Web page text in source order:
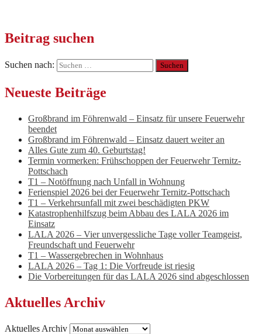
Beitrag suchen
Suchen nach:
Neueste Beiträge
Großbrand im Föhrenwald – Einsatz für unsere Feuerwehr
beendet
Großbrand im Föhrenwald – Einsatz dauert weiter an
Alles Gute zum 40. Geburtstag!
Termin vormerken: Frühschoppen der Feuerwehr Ternitz-
Pottschach
T1 – Notöffnung nach Unfall in Wohnung
Ferienspiel 2026 bei der Feuerwehr Ternitz-Pottschach
T1 – Verkehrsunfall mit zwei beschädigten PKW
Katastrophenhilfszug beim Abbau des LALA 2026 im
Einsatz
LALA 2026 – Vier unvergessliche Tage voller Teamgeist,
Freundschaft und Feuerwehr
T1 – Wassergebrechen in Wohnhaus
LALA 2026 – Tag 1: Die Vorfreude ist riesig
Die Vorbereitungen für das LALA 2026 sind abgeschlossen
Aktuelles Archiv
Aktuelles Archiv